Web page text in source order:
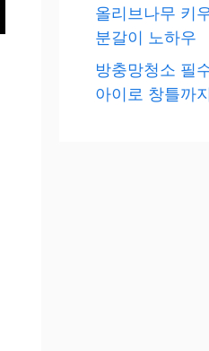
올리브나무 키
분갈이 노하우
방충망청소 필
아이로 창틀까